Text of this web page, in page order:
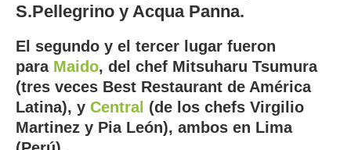
S.Pellegrino y Acqua Panna.
El segundo y el tercer lugar fueron
para Maido, del chef Mitsuharu Tsumura
(tres veces Best Restaurant de América
Latina), y Central (de los chefs Virgilio
Martinez y Pia León), ambos en Lima